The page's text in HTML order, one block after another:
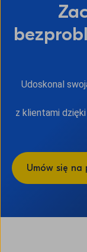
Udoskonal
z klientami
Umów się na